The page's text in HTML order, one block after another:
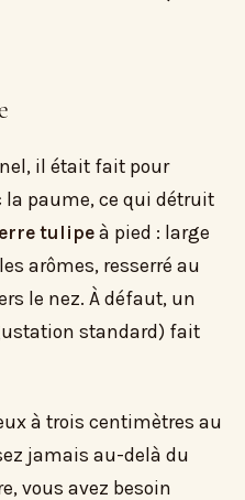
il était fait pour
paume, ce qui détruit
tulipeà pied : large
arômes, resserré au
le nez. À défaut, un
standard) fait
à trois centimètres au
jamais au-delà du
vous avez besoin